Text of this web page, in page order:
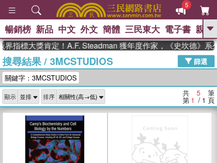
5
GO
熱搜： 高希均教授回憶錄
、 The Odyssey 、 父親節 、 如果歷
獎 臺灣漫遊錄 、 方念華 、 台灣的李
登輝時代
數學女孩：黎曼猜想 、
偉大的迷走神經
暢銷榜 新品 中文 外文 簡體 三民東大 電子書 親子
指標大獎肯定！A.F. Steadman 獲年度作家，《史坎德》系
搜尋結果/ 3MCSTUDIOS
篩選
關鍵字：3MCSTUDIOS
顯示 排序 共 5 筆
第 1 / 1 頁